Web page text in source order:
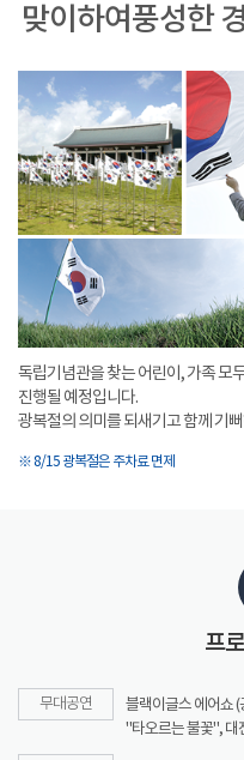
맞이하여 풍성한
독립기념관을 찾는 어린이, 가족 모
진행될 예정입니다.
광복절의 의미를 되새기고 함께 기
※ 8/15 광복절은 주차료 면제
프
무대공연
블랙이글스 에어쇼
"타오르는 불꽃", 대